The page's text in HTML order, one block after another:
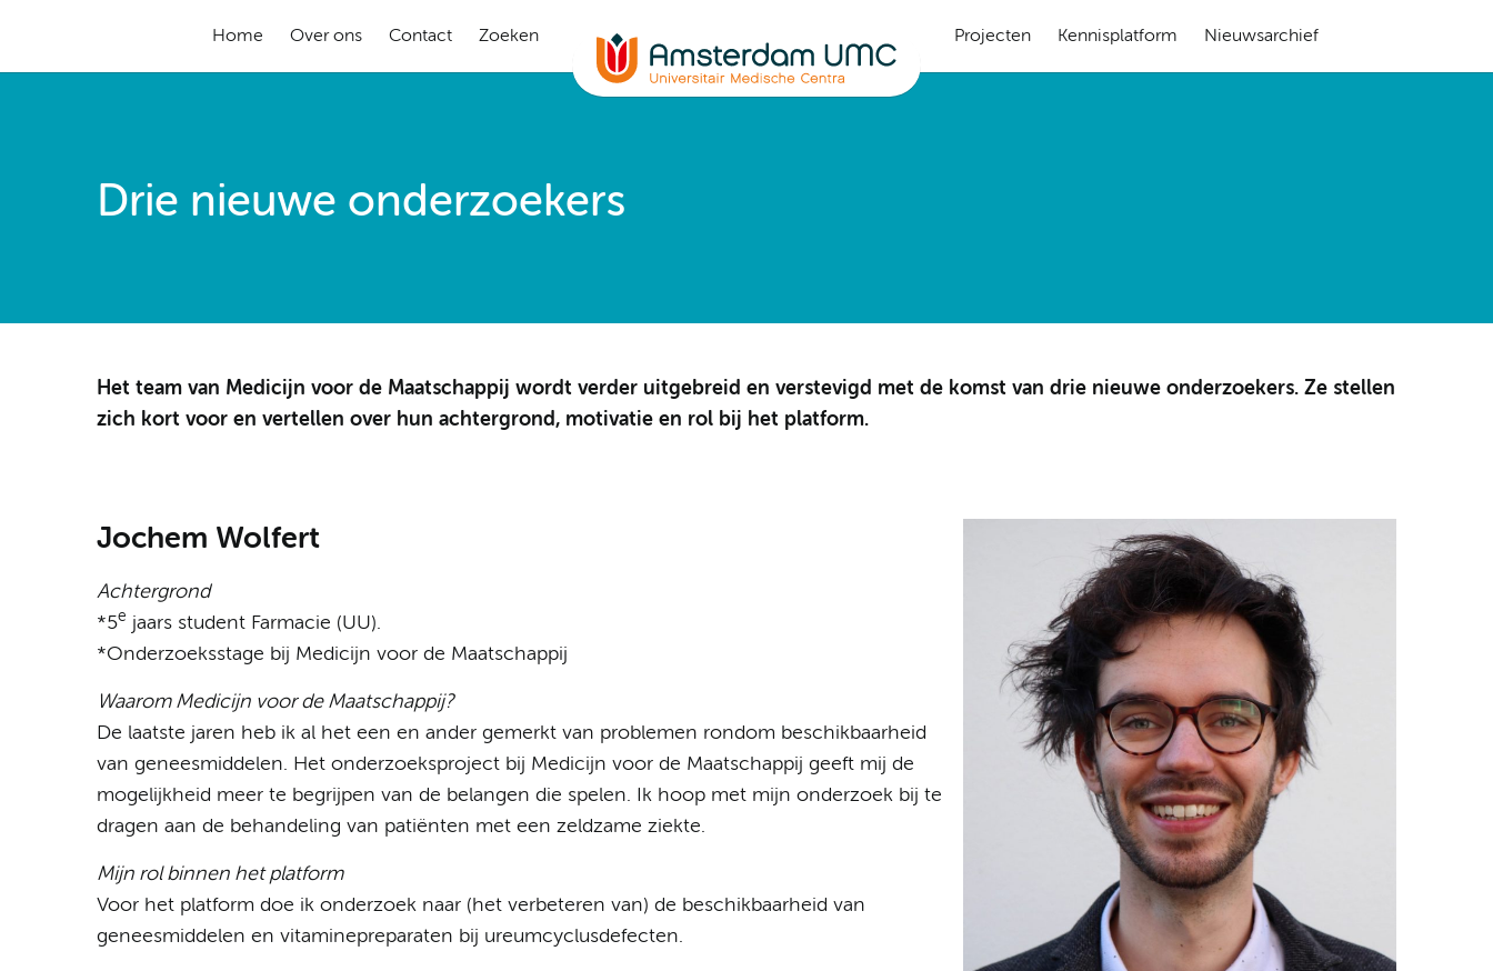
Home Over ons Contact Zoeken Projecten Kennisplatform Nieuwsarchief
Drie nieuwe onderzoekers
Het team van Medicijn voor de Maatschappij wordt verder uitgebreid en verstevigd met de komst van drie nieuwe onderzoekers. Ze stellen
zich kort voor en vertellen over hun achtergrond, motivatie en rol bij het platform.
Jochem Wolfert
Achtergrond
*5e jaars student Farmacie (UU).
*Onderzoeksstage bij Medicijn voor de Maatschappij
Waarom Medicijn voor de Maatschappij?
De laatste jaren heb ik al het een en ander gemerkt van problemen rondom beschikbaarheid
van geneesmiddelen. Het onderzoeksproject bij Medicijn voor de Maatschappij geeft mij de
mogelijkheid meer te begrijpen van de belangen die spelen. Ik hoop met mijn onderzoek bij te
dragen aan de behandeling van patiënten met een zeldzame ziekte.
Mijn rol binnen het platform
Voor het platform doe ik onderzoek naar (het verbeteren van) de beschikbaarheid van
geneesmiddelen en vitaminepreparaten bij ureumcyclusdefecten.